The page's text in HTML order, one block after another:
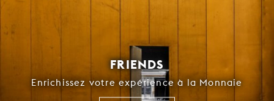
FRIENDS
Enrichissez votre expérience à la Monnaie